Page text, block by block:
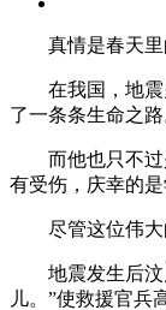
真情是春天里的
在我国，地震火
了一条条生命之
而他也只不过是
有受伤，庆幸的
尽管这位伟大的
地震发生后汶川
儿。”使救援官兵